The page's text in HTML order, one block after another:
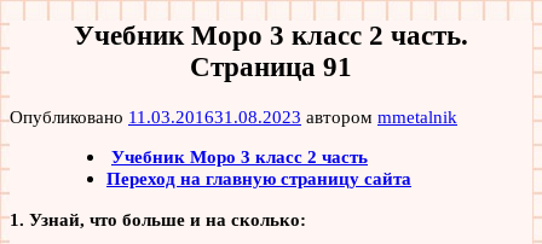
Учебник Моро 3 класс 2 часть.
Страница 91
Опубликовано 11.03.201631.08.2023 автором mmetalnik
Учебник Моро 3 класс 2 часть
Переход на главную страницу сайта
1. Узнай, что больше и на сколько: